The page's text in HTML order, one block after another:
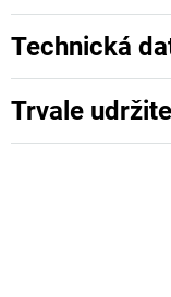
Technická
Trvale